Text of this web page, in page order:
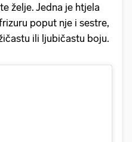
želje. Jedna je htjela
poput nje i sestre,
ili ljubičastu boju.